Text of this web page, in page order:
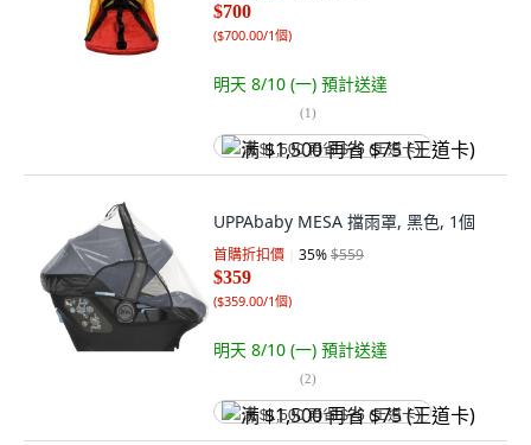
$700
($700.00/1個)
明天 8/10 (一) 預計送達
(1)
满 $1,500 再省 $75 (王道卡)
UPPAbaby MESA 擋雨罩, 黑色, 1個
首購折扣價 35%$559
$359
($359.00/1個)
明天 8/10 (一) 預計送達
(2)
满 $1,500 再省 $75 (王道卡)